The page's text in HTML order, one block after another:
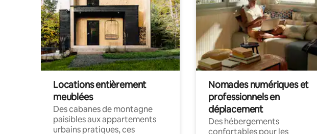
Locations entièrement
meublées
Des cabanes de montagne
paisibles aux appartements
urbains pratiques, ces
Nomades numériques et
professionnels en
déplacement
Des hébergements
confortables pour les